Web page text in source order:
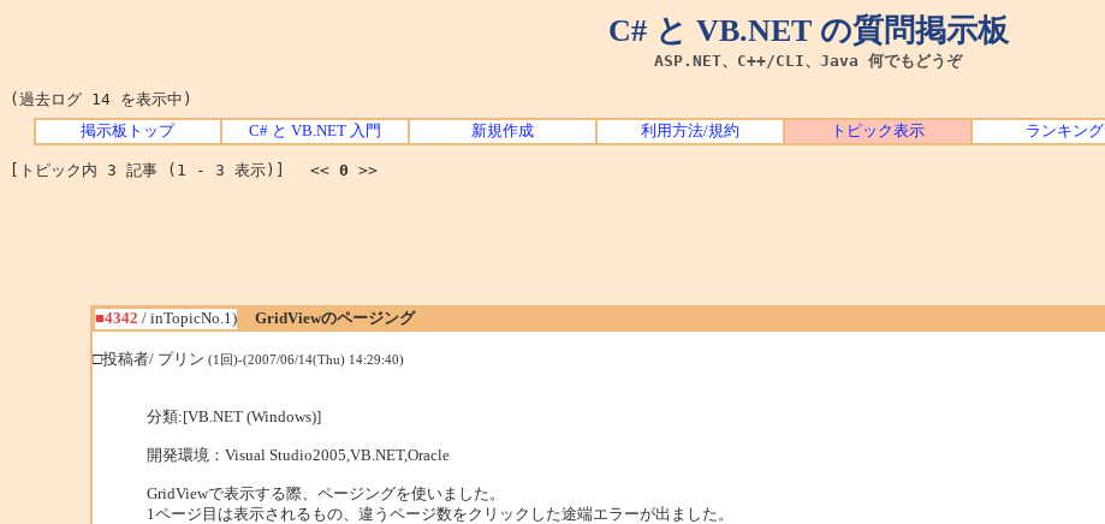
C# と VB.NET の質問掲示板
ASP.NET、C++/CLI、Java 何でもどうぞ
(過去ログ 14 を表示中)
掲示板トップ C# と VB.NET 入門 新規作成 利用方法/規約 トピック表示 ランキング
[トピック内 3 記事 (1 - 3 表示)] << 0 >>
■4342 / inTopicNo.1)
GridViewのページング
□投稿者/ プリン (1回)-(2007/06/14(Thu) 14:29:40)
分類:[VB.NET (Windows)]
開発環境：Visual Studio2005,VB.NET,Oracle
GridViewで表示する際、ページングを使いました。
1ページ目は表示されるもの、違うページ数をクリックした途端エラーが出ました。